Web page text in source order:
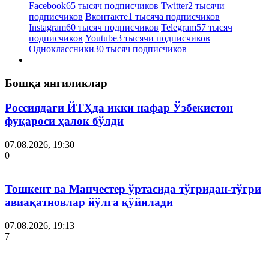
Facebook65 тысяч подписчиков Twitter2 тысячи
подписчиков Вконтакте1 тысяча подписчиков
Instagram60 тысяч подписчиков Telegram57 тысяч
подписчиков Youtube3 тысячи подписчиков
Одноклассники30 тысяч подписчиков
Бошқа янгиликлар
Россиядаги ЙТҲда икки нафар Ўзбекистон
фуқароси ҳалок бўлди
07.08.2026, 19:30
0
Тошкент ва Манчестер ўртасида тўғридан-тўғри
авиақатновлар йўлга қўйилади
07.08.2026, 19:13
7